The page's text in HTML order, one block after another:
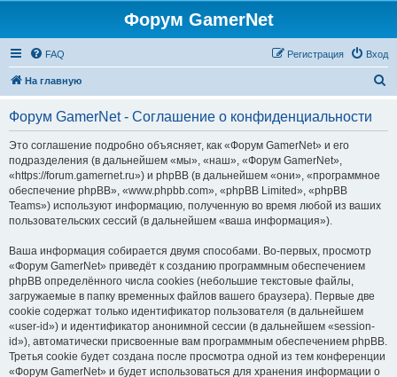
Форум GamerNet
FAQ Вход
Регистрация
На главную
Форум GamerNet - Соглашение о конфиденциальности
Это соглашение подробно объясняет, как «Форум GamerNet» и его
подразделения (в дальнейшем «мы», «наш», «Форум GamerNet»,
«https://forum.gamernet.ru») и phpBB (в дальнейшем «они», «программное
обеспечение phpBB», «www.phpbb.com», «phpBB Limited», «phpBB
Teams») используют информацию, полученную во время любой из ваших
пользовательских сессий (в дальнейшем «ваша информация»).
Ваша информация собирается двумя способами. Во-первых, просмотр
«Форум GamerNet» приведёт к созданию программным обеспечением
phpBB определённого числа cookies (небольшие текстовые файлы,
загружаемые в папку временных файлов вашего браузера). Первые две
cookie содержат только идентификатор пользователя (в дальнейшем
«user-id») и идентификатор анонимной сессии (в дальнейшем «session-
id»), автоматически присвоенные вам программным обеспечением phpBB.
Третья cookie будет создана после просмотра одной из тем конференции
«Форум GamerNet» и будет использоваться для хранения информации о